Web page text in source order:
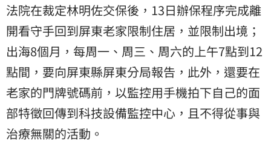
法院在裁定林明佐交保後，13日辦保程序完成離
開看守手回到屏東老家限制住居，並限制出境；
出海8個月，每周一、周三、周六的上午7點到12
點間，要向屏東縣屏東分局報告，此外，還要在
老家的門牌號碼前，以監控用手機拍下自己的面
部特徵回傳到科技設備監控中心，且不得從事與
治療無關的活動。